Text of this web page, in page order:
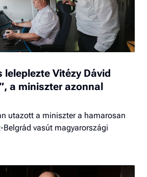
leleplezte Vitézy Dávid
a miniszter azonnal
utazott a miniszter a hamarosan
vasút magyarországi